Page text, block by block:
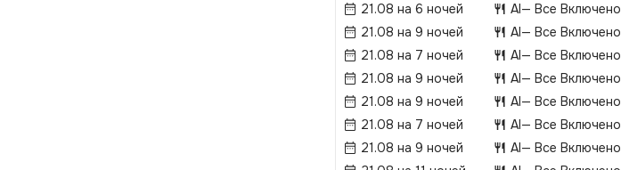
21.08 на 6 ночей
AI— Все Включено
21.08 на 9 ночей
AI— Все Включено
21.08 на 7 ночей
AI— Все Включено
21.08 на 9 ночей
AI— Все Включено
21.08 на 9 ночей
AI— Все Включено
21.08 на 7 ночей
AI— Все Включено
21.08 на 9 ночей
AI— Все Включено